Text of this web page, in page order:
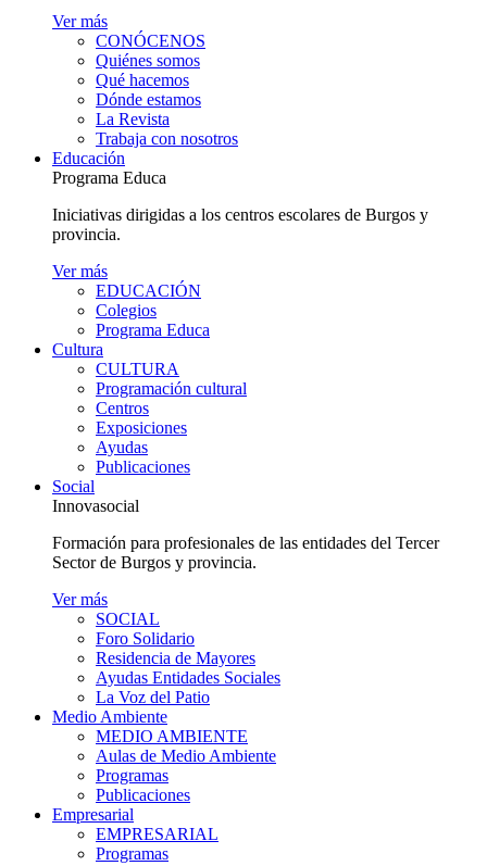
Ver más
CONÓCENOS
Quiénes somos
Qué hacemos
Dónde estamos
La Revista
Trabaja con nosotros
Educación
Programa Educa
Iniciativas dirigidas a los centros escolares de Burgos y
provincia.
Ver más
EDUCACIÓN
Colegios
Programa Educa
Cultura
CULTURA
Programación cultural
Centros
Exposiciones
Ayudas
Publicaciones
Social
Innovasocial
Formación para profesionales de las entidades del Tercer
Sector de Burgos y provincia.
Ver más
SOCIAL
Foro Solidario
Residencia de Mayores
Ayudas Entidades Sociales
La Voz del Patio
Medio Ambiente
MEDIO AMBIENTE
Aulas de Medio Ambiente
Programas
Publicaciones
Empresarial
EMPRESARIAL
Programas